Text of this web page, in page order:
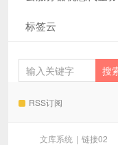
标签云
RSS订阅
文库系统 | 链接02